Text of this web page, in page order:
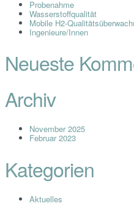
Probenahme
Wasserstoffqualität
Mobile H2-
Ingenieure/Innen
Neueste
Archiv
November 2025
Februar 2023
Kategorien
Aktuelles